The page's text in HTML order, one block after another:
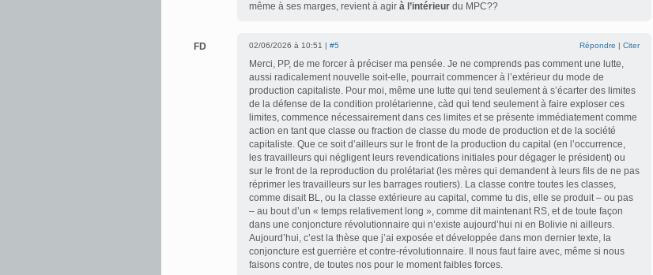
même à ses marges, revient à agir à l’intérieur du MPC??
FD 02/06/2026 à 10:51 | #5 Répondre | Citer
Merci, PP, de me forcer à préciser ma pensée. Je ne comprends pas comment une lutte,
aussi radicalement nouvelle soit-elle, pourrait commencer à l’extérieur du mode de
production capitaliste. Pour moi, même une lutte qui tend seulement à s’écarter des limites
de la défense de la condition prolétarienne, càd qui tend seulement à faire exploser ces
limites, commence nécessairement dans ces limites et se présente immédiatement comme
action en tant que classe ou fraction de classe du mode de production et de la société
capitaliste. Que ce soit d’ailleurs sur le front de la production du capital (en l’occurrence,
les travailleurs qui négligent leurs revendications initiales pour dégager le président) ou
sur le front de la reproduction du prolétariat (les mères qui demandent à leurs fils de ne pas
réprimer les travailleurs sur les barrages routiers). La classe contre toutes les classes,
comme disait BL, ou la classe extérieure au capital, comme tu dis, elle se produit – ou pas
– au bout d’un « temps relativement long », comme dit maintenant RS, et de toute façon
dans une conjoncture révolutionnaire qui n’existe aujourd’hui ni en Bolivie ni ailleurs.
Aujourd’hui, c’est la thèse que j’ai exposée et développée dans mon dernier texte, la
conjoncture est guerrière et contre-révolutionnaire. Il nous faut faire avec, même si nous
faisons contre, de toutes nos pour le moment faibles forces.